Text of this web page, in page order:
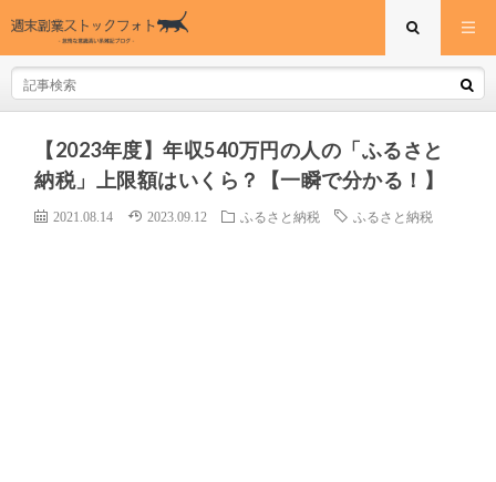
【2023年度】年収540万円の人の「ふるさと
納税」上限額はいくら？【一瞬で分かる！】
2021.08.14 2023.09.12 ふるさと納税 ふるさと納税